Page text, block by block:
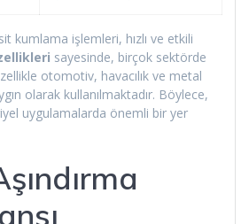
kumlama işlemleri, hızlı ve etkili
sayesinde, birçok sektörde
otomotiv, havacılık ve metal
olarak kullanılmaktadır. Böylece,
uygulamalarda önemli bir yer